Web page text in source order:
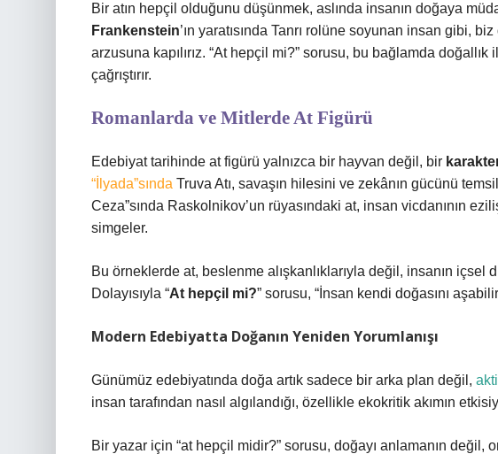
Bir atın hepçil olduğunu düşünmek, aslında insanın doğaya
Frankenstein’ın yaratısında Tanrı rolüne soyunan insan gibi,
arzusuna kapılırız. “At hepçil mi?” sorusu, bu bağlamda doğallık
çağrıştırır.
Romanlarda ve Mitlerde At Figürü
Edebiyat tarihinde at figürü yalnızca bir hayvan değil, bir
“İlyada”sında Truva Atı, savaşın hilesini ve zekânın gücünü
Ceza”sında Raskolnikov’un rüyasındaki at, insan vicdanının
simgeler.
Bu örneklerde at, beslenme alışkanlıklarıyla değil, insanın içsel
Dolayısıyla “At hepçil mi?” sorusu, “İnsan kendi doğasını
Modern Edebiyatta Doğanın Yeniden Yorumlanışı
Günümüz edebiyatında doğa artık sadece bir arka plan değil,
insan tarafından nasıl algılandığı, özellikle ekokritik akımın
Bir yazar için “at hepçil midir?” sorusu, doğayı anlamanın değil,